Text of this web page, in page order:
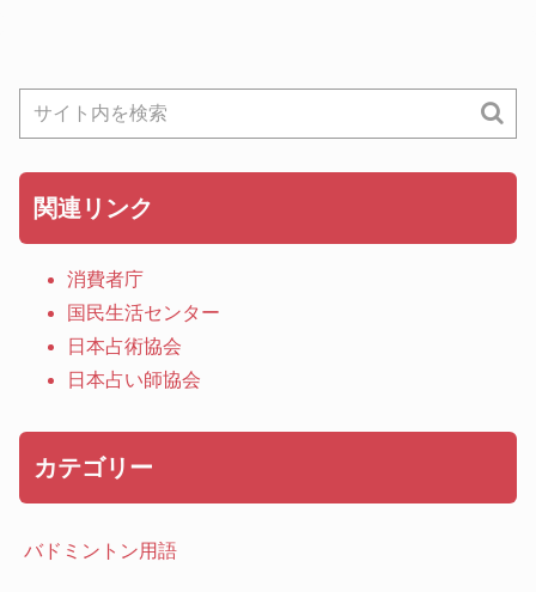
関連リンク
消費者庁
国民生活センター
日本占術協会
日本占い師協会
カテゴリー
バドミントン用語